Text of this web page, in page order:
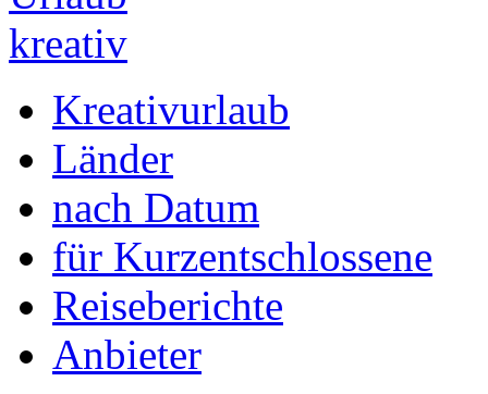
Kreativurlaub
Länder
nach Datum
für Kurzentschlossene
Reiseberichte
Anbieter